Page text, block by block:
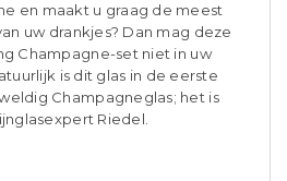
en maakt u graag de meest
uw drankjes? Dan mag deze
Champagne-set niet in uw
is dit glas in de eerste
Champagneglas; het is
Riedel.